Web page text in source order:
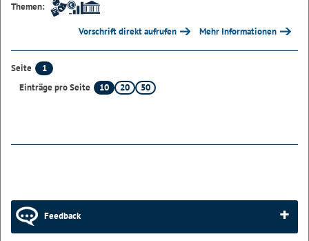
Themen:
Vorschrift direkt aufrufen Mehr Informationen
Seite
1
Einträge pro Seite
10 20 50
Feedback